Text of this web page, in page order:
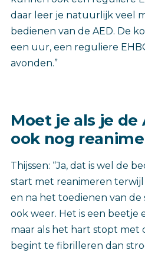
daar leer je natuurlijk veel
bedienen van de AED. De
een uur, een reguliere
avonden.”
Moet je als je
ook nog
Thijssen: “Ja, dat is wel de
start met reanimeren terwijl
en na het toedienen van de
ook weer. Het is een beetje
maar als het hart stopt met
begint te fibrilleren dan